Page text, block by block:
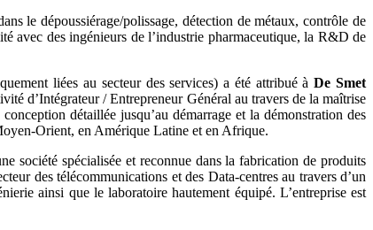
le dépoussiérage/polissage, détection de métaux, contrôle de
avec des ingénieurs de l’industrie pharmaceutique, la R&D de
liées au secteur des services) a été attribué àDe Smet
d’Intégrateur / Entrepreneur Général au travers de la maîtrise
détaillée jusqu’au démarrage et la démonstration des
Orient, en Amérique Latine et en Afrique.
société spécialisée et reconnue dans la fabrication de produits
des télécommunications et des Data-centres au travers d’un
ainsi que le laboratoire hautement équipé. L’entreprise est